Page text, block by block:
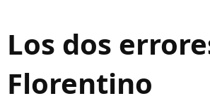
Los dos
Florentino